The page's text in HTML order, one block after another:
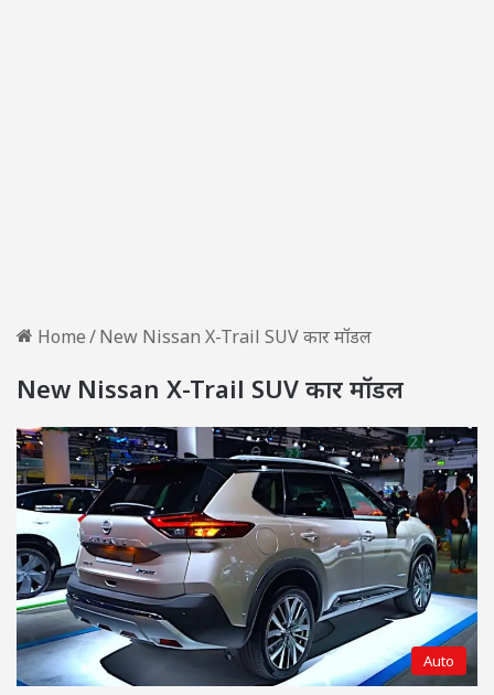
Home/New Nissan X-Trail SUV कार मॉडल
New Nissan X-Trail SUV कार मॉडल
Auto